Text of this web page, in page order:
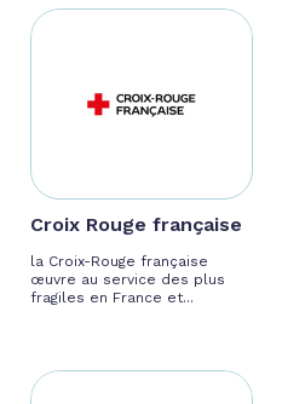
Croix Rouge française
la Croix-Rouge française
œuvre au service des plus
fragiles en France et...